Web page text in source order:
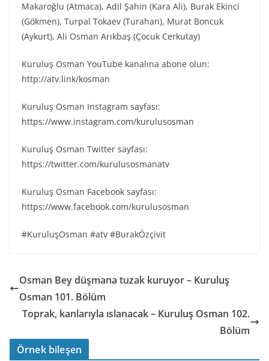
Makaroğlu (Atmaca), Adil Şahin (Kara Ali), Burak Ekinci
(Gökmen), Turpal Tokaev (Turahan), Murat Boncuk
(Aykurt), Ali Osman Arıkbaş (Çocuk Cerkutay)
Kuruluş Osman YouTube kanalına abone olun:
http://atv.link/kosman
Kuruluş Osman Instagram sayfası:
https://www.instagram.com/kurulusosman
Kuruluş Osman Twitter sayfası:
https://twitter.com/kurulusosmanatv
Kuruluş Osman Facebook sayfası:
https://www.facebook.com/kurulusosman
#KuruluşOsman #atv #BurakÖzçivit
Osman Bey düşmana tuzak kuruyor – Kuruluş
Osman 101. Bölüm
Toprak, kanlarıyla ıslanacak – Kuruluş Osman 102.
Bölüm
Örnek bileşen